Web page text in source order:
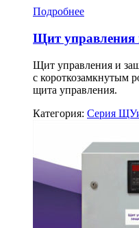
Подробнее
Щит
Щит управления и
с короткозамкнутым
щита управления.
Категория: Серия